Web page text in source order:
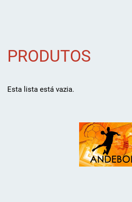
PRODUTOS
Esta lista está vazia.